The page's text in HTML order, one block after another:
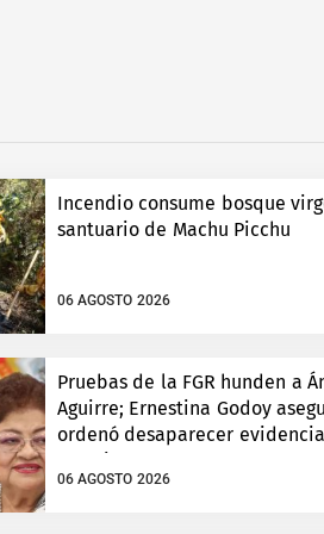
Incendio consume bosque
santuario de Machu Picchu
06 AGOSTO 2026
Pruebas de la FGR hunden a
Aguirre; Ernestina Godoy
ordenó desaparecer
Ayotzinapa
06 AGOSTO 2026